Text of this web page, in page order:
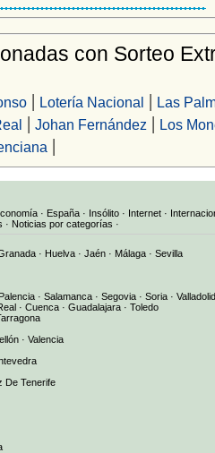
con Sorteo
| Lotería Nacional | Las
| Johan Fernández | Los
|
· España · Insólito · Internet ·
· Noticias por categorías ·
· Huelva · Jaén · Málaga · Sevilla
Palencia · Salamanca · Segovia · Soria · Valladolid
· Cuenca · Guadalajara · Toledo
· Valencia
De Tenerife